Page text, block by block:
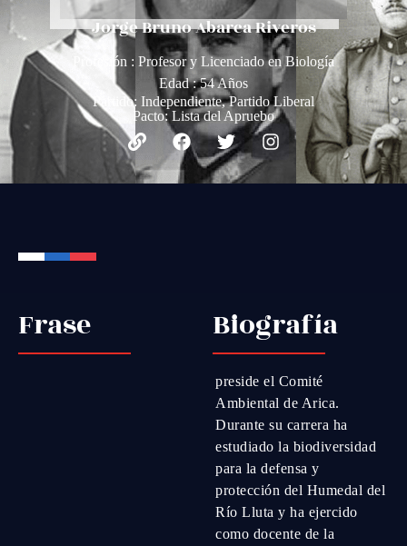
Jorge Bruno Abarca Riveros
Profesión : Profesor y Licenciado en Biología
Edad : 54 Años
Partido: Independiente,Partido Liberal
Pacto: Lista del Apruebo
Frase Biografía
preside el Comité
Ambiental de Arica.
Durante su carrera ha
estudiado la biodiversidad
para la defensa y
protección del Humedal del
Río Lluta y ha ejercido
como docente de la